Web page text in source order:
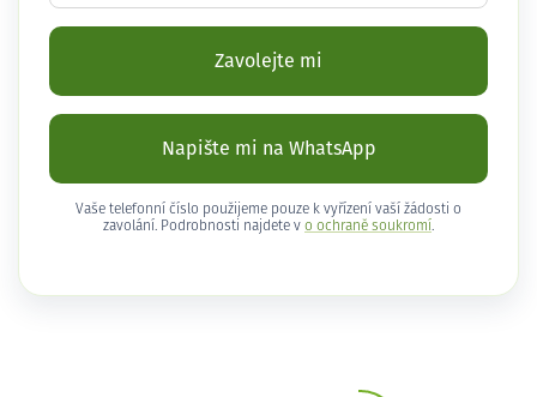
Zavolejte mi
Napište mi na WhatsApp
Vaše telefonní číslo použijeme pouze k vyřízení vaší žádosti o
zavolání. Podrobnosti najdete v o ochraně soukromí .